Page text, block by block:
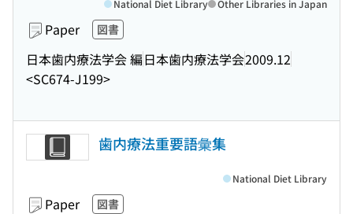
Paper 図書
日本歯内療法学会 編日本歯内療法学会2009.12
<SC674-J199>
National Diet Library Other Libraries in Japan
歯内療法重要語彙集
Paper 図書
National Diet Library